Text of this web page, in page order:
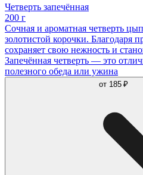
Четверть запечённая
200 г
Сочная и ароматная четверть
золотистой корочки. Благодаря
сохраняет свою нежность и
Запечённая четверть — это
полезного обеда или ужина
от 185 ₽